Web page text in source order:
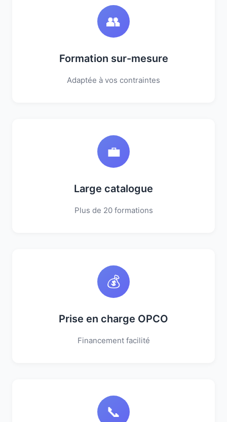
👥
Formation sur-mesure
Adaptée à vos contraintes
💼
Large catalogue
Plus de 20 formations
💰
Prise en charge OPCO
Financement facilité
📞